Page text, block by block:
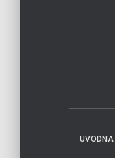
UVODNA